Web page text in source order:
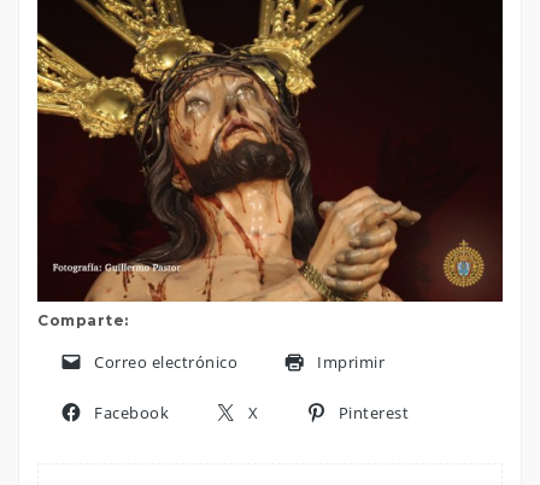
Comparte:
Correo electrónico Imprimir
Facebook X Pinterest